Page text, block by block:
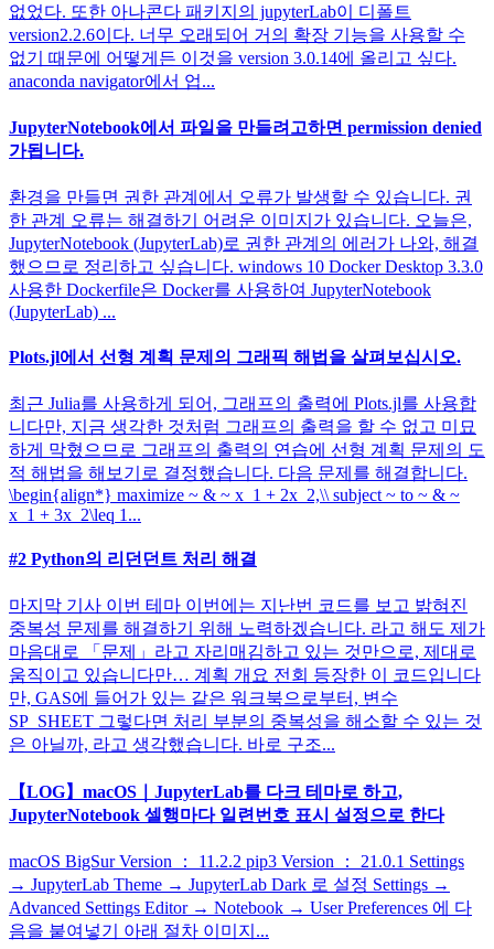
없었다. 또한 아나콘다 패키지의 jupyterLab이 디폴트
version2.2.6이다. 너무 오래되어 거의 확장 기능을 사용할 수
없기 때문에 어떻게든 이것을 version 3.0.14에 올리고 싶다.
anaconda navigator에서 업...
JupyterNotebook에서 파일을 만들려고하면 permission denied
가됩니다.
환경을 만들면 권한 관계에서 오류가 발생할 수 있습니다. 권
한 관계 오류는 해결하기 어려운 이미지가 있습니다. 오늘은,
JupyterNotebook (JupyterLab)로 권한 관계의 에러가 나와, 해결
했으므로 정리하고 싶습니다. windows 10 Docker Desktop 3.3.0
사용한 Dockerfile은 Docker를 사용하여 JupyterNotebook
(JupyterLab) ...
Plots.jl에서 선형 계획 문제의 그래픽 해법을 살펴보십시오.
최근 Julia를 사용하게 되어, 그래프의 출력에 Plots.jl를 사용합
니다만, 지금 생각한 것처럼 그래프의 출력을 할 수 없고 미묘
하게 막혔으므로 그래프의 출력의 연습에 선형 계획 문제의 도
적 해법을 해보기로 결정했습니다. 다음 문제를 해결합니다.
\begin{align*} maximize ~ & ~ x_1 + 2x_2,\\ subject ~ to ~ & ~
x_1 + 3x_2\leq 1...
#2 Python의 리던던트 처리 해결
마지막 기사 이번 테마 이번에는 지난번 코드를 보고 밝혀진
중복성 문제를 해결하기 위해 노력하겠습니다. 라고 해도 제가
마음대로 「문제」라고 자리매김하고 있는 것만으로, 제대로
움직이고 있습니다만… 계획 개요 전회 등장한 이 코드입니다
만, GAS에 들어가 있는 같은 워크북으로부터, 변수
SP_SHEET 그렇다면 처리 부분의 중복성을 해소할 수 있는 것
은 아닐까, 라고 생각했습니다. 바로 구조...
【LOG】macOS｜JupyterLab를 다크 테마로 하고,
JupyterNotebook 셀행마다 일련번호 표시 설정으로 한다
macOS BigSur Version ： 11.2.2 pip3 Version ： 21.0.1 Settings
→ JupyterLab Theme → JupyterLab Dark 로 설정 Settings →
Advanced Settings Editor → Notebook → User Preferences 에 다
음을 붙여넣기 아래 절차 이미지...